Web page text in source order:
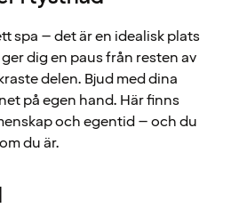
spa – det är en idealisk plats
dig en paus från resten av
delen. Bjud med dina
på egen hand. Här finns
och egentid – och du
du är.